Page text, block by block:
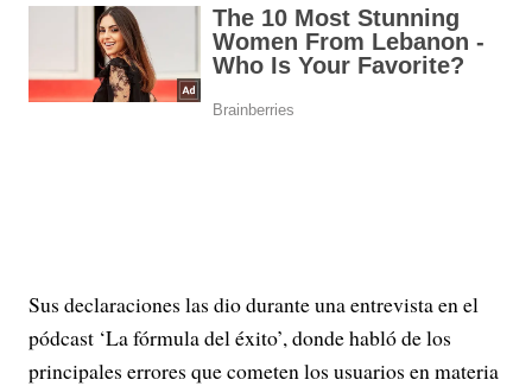
Sus declaraciones las dio durante una entrevista en el
pódcast ‘La fórmula del éxito’, donde habló de los
principales errores que cometen los usuarios en materia